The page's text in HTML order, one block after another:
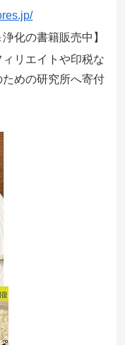
化の書籍販売中】
リエイトや印税な
めの研究所へ寄付